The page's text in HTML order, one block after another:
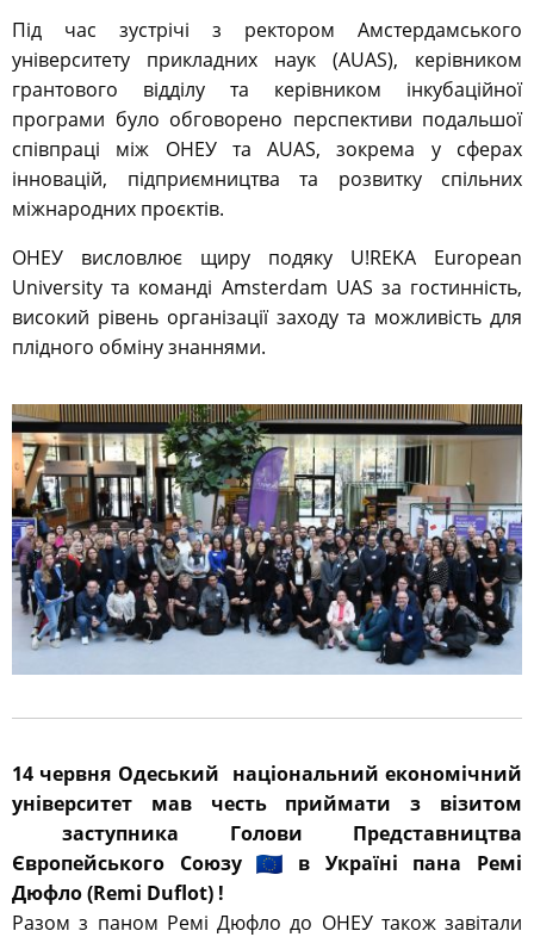
Під час зустрічі з ректором Амстердамського
університету прикладних наук (AUAS), керівником
грантового відділу та керівником інкубаційної
програми було обговорено перспективи подальшої
співпраці між ОНЕУ та AUAS, зокрема у сферах
інновацій, підприємництва та розвитку спільних
міжнародних проєктів.
ОНЕУ висловлює щиру подяку U!REKA European
University та команді Amsterdam UAS за гостинність,
високий рівень організації заходу та можливість для
плідного обміну знаннями.
14 червня Одеський національний економічний
університет мав честь приймати з візитом
заступника Голови Представництва
Європейського Союзу
в Україні пана Ремі
Дюфло (Remi Duflot) !
Разом з паном Ремі Дюфло до ОНЕУ також завітали